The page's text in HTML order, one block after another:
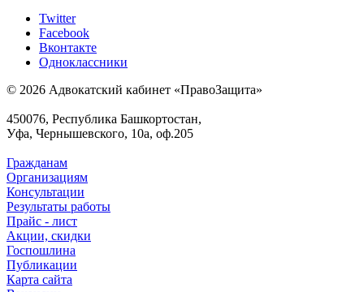
Twitter
Facebook
Вконтакте
Одноклассники
© 2026 Адвокатский кабинет «ПравоЗащита»
450076, Республика Башкортостан,
Уфа, Чернышевского, 10а, оф.205
Гражданам
Организациям
Консультации
Результаты работы
Прайс - лист
Акции, скидки
Госпошлина
Публикации
Карта сайта